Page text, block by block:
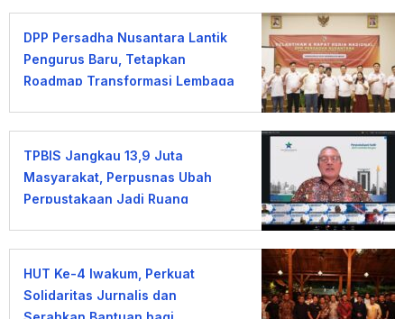
DPP Persadha Nusantara Lantik
Pengurus Baru, Tetapkan
Roadmap Transformasi Lembaga
TPBIS Jangkau 13,9 Juta
Masyarakat, Perpusnas Ubah
Perpustakaan Jadi Ruang
HUT Ke-4 Iwakum, Perkuat
Solidaritas Jurnalis dan